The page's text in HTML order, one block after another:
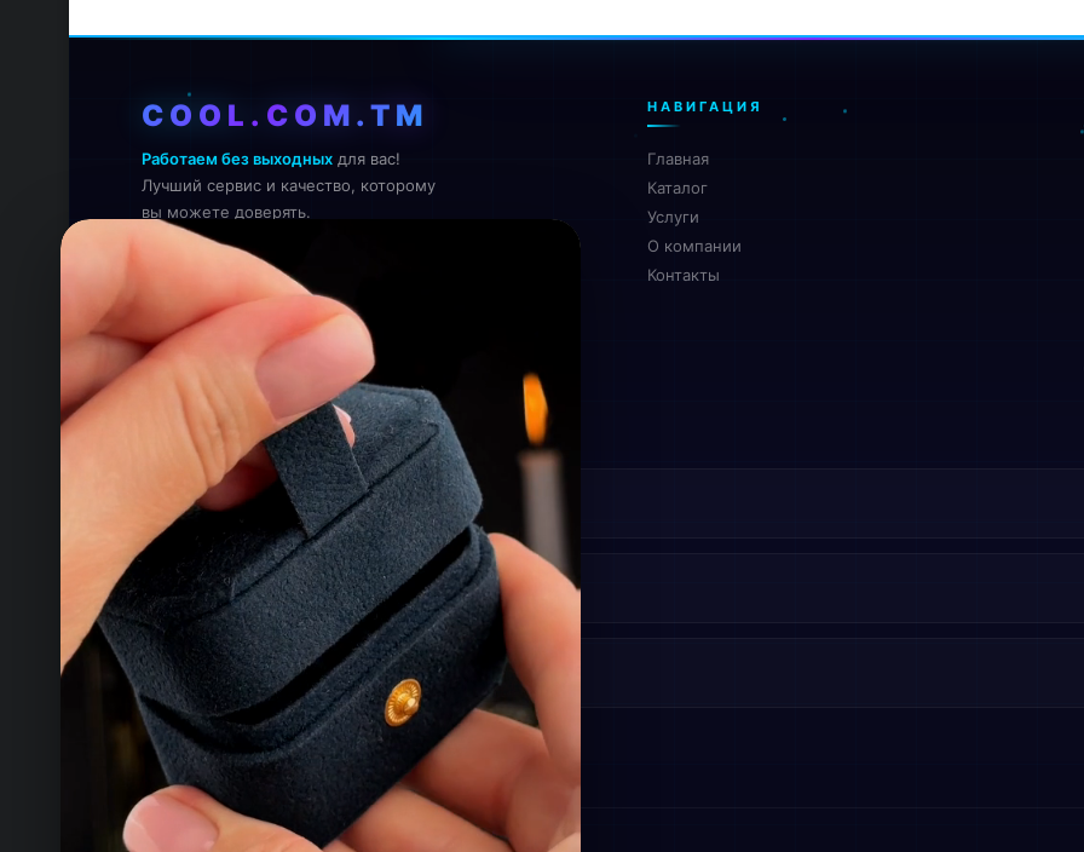
COOL.COM.TM
Работаем без выходных для вас!
Лучший сервис и качество, которому
вы можете доверять.
Онлайн — работаем прямо сейчас
НАВИГАЦИЯ
Главная
Каталог
Услуги
О компании
Контакты
КОНТАКТЫ
ТЕЛЕФОН
+993 649 593 67
EMAIL
rdemirov@cool.com.tm
АДРЕС
Туркменистан